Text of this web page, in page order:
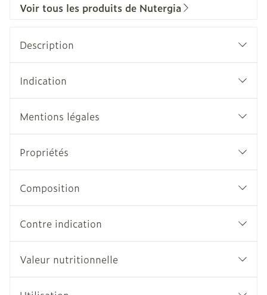
Voir tous les produits de Nutergia
Description
Indication
Mentions légales
Propriétés
Composition
Contre indication
Valeur nutritionnelle